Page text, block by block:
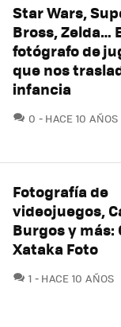
Star Wars,
Bross, Zelda…
fotógrafo de
que nos
infancia
0 COMENTARIOS
HACE 10 AÑOS
Fotografía de
videojuegos,
Burgos y más:
Xataka Foto
1 COMENTARIOS
HACE 10 AÑOS